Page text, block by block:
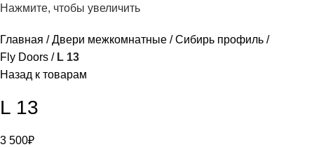
Нажмите, чтобы увеличить
Главная Двери межкомнатные
Сибирь профиль
Fly Doors
L 13
Назад к товарам
L 13
3 500₽